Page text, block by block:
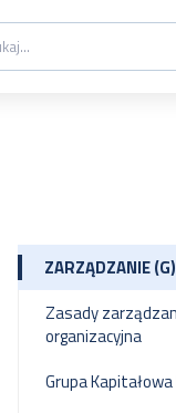
ZARZĄDZANIE (G)
Zasady
organizacyjna
Grupa Kapitałowa